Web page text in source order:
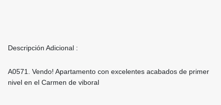
Descripción Adicional :
A0571. Vendo! Apartamento con excelentes acabados de primer
nivel en el Carmen de viboral